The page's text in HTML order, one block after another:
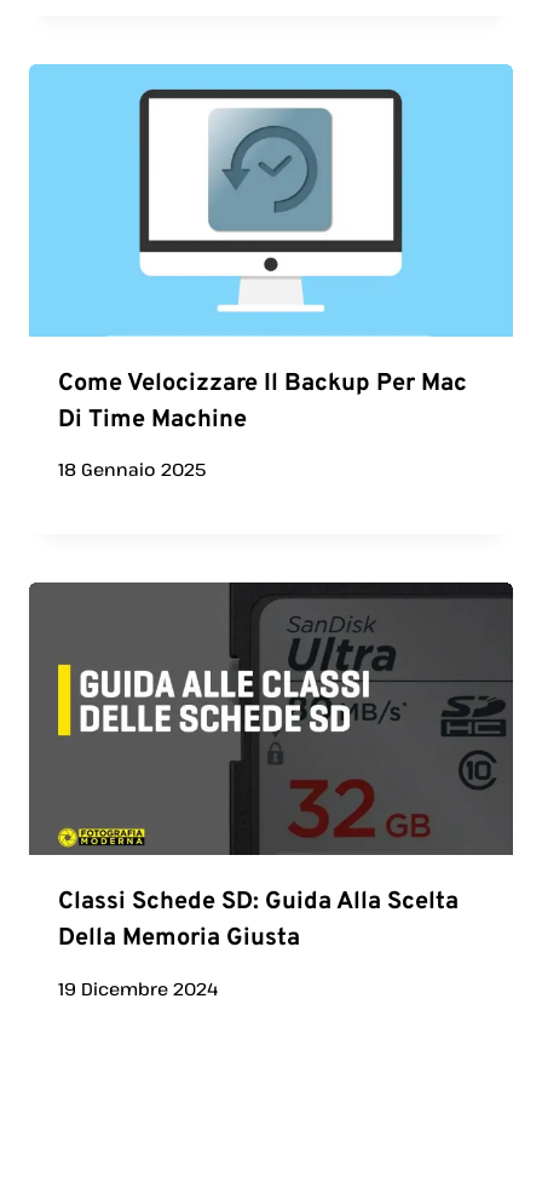
Come Velocizzare Il Backup Per Mac
Di Time Machine
18 Gennaio 2025
Classi Schede SD: Guida Alla Scelta
Della Memoria Giusta
19 Dicembre 2024